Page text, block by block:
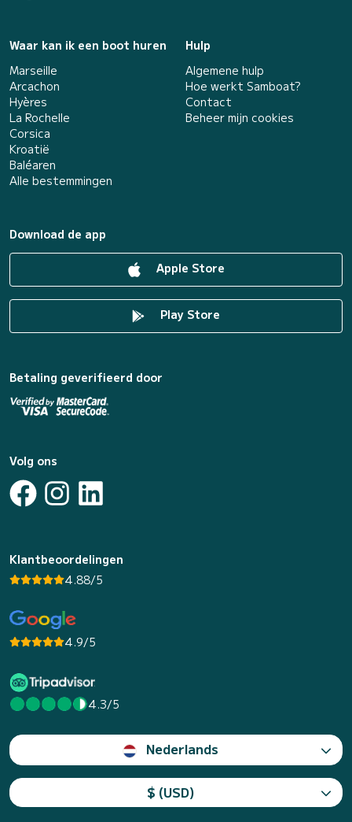
Waar kan ik een boot huren
Marseille
Arcachon
Hyères
La Rochelle
Corsica
Kroatië
Baléaren
Alle bestemmingen
Hulp
Algemene hulp
Hoe werkt Samboat?
Contact
Beheer mijn cookies
Download de app
Apple Store
Play Store
Betaling geverifieerd door
Volg ons
Klantbeoordelingen
4.88/5
4.9/5
4.3/5
Nederlands
$ (USD)